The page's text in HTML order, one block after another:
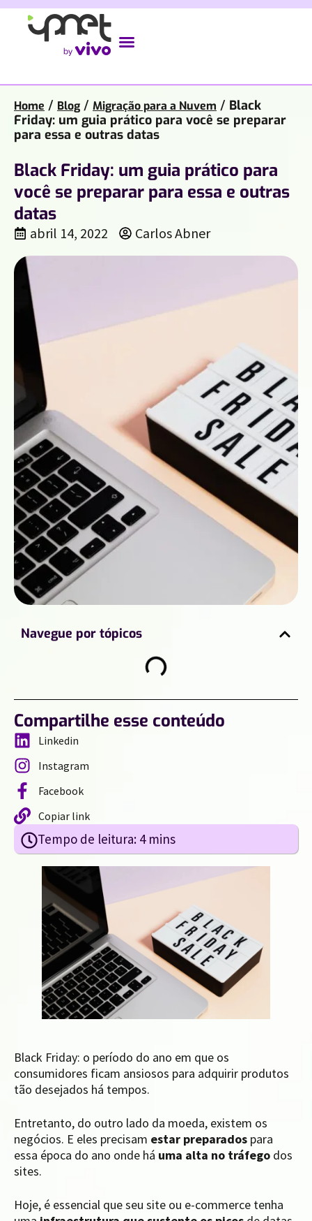
Home / Blog / Migração para a Nuvem / Black
Friday: um guia prático para você se preparar
para essa e outras datas
Black Friday: um guia prático para
você se preparar para essa e outras
datas
abril 14, 2022 Carlos Abner
Navegue por tópicos
Compartilhe esse conteúdo
Linkedin
Instagram
Facebook
Copiar link
Black Friday: o período do ano em que os
consumidores ficam ansiosos para adquirir produtos
tão desejados há tempos.
Entretanto, do outro lado da moeda, existem os
negócios. E eles precisam estar preparados para
essa época do ano onde há uma alta no tráfego dos
sites.
Hoje, é essencial que seu site ou e-commerce tenha